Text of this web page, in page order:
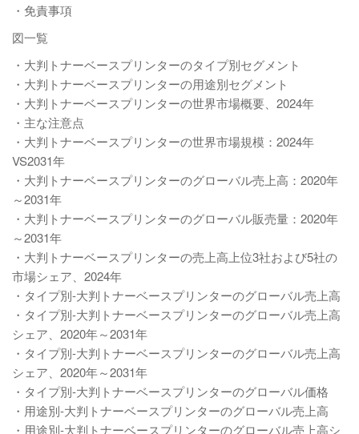
・免責事項
図一覧
・大判トナーベースプリンターのタイプ別セグメント
・大判トナーベースプリンターの用途別セグメント
・大判トナーベースプリンターの世界市場概要、2024年
・主な注意点
・大判トナーベースプリンターの世界市場規模：2024年
VS2031年
・大判トナーベースプリンターのグローバル売上高：2020年
～2031年
・大判トナーベースプリンターのグローバル販売量：2020年
～2031年
・大判トナーベースプリンターの売上高上位3社および5社の
市場シェア、2024年
・タイプ別-大判トナーベースプリンターのグローバル売上高
・タイプ別-大判トナーベースプリンターのグローバル売上高
シェア、2020年～2031年
・タイプ別-大判トナーベースプリンターのグローバル売上高
シェア、2020年～2031年
・タイプ別-大判トナーベースプリンターのグローバル価格
・用途別-大判トナーベースプリンターのグローバル売上高
・用途別-大判トナーベースプリンターのグローバル売上高シ